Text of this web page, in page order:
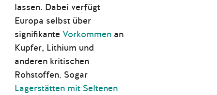
lassen. Dabei verfügt
Europa selbst über
signifikante Vorkommen an
Kupfer, Lithium und
anderen kritischen
Rohstoffen. Sogar
Lagerstätten mit Seltenen